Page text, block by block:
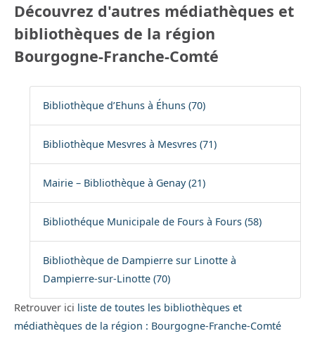
Découvrez d'autres médiathèques et
bibliothèques de la région
Bourgogne-Franche-Comté
Bibliothèque d’Ehuns à Éhuns (70)
Bibliothèque Mesvres à Mesvres (71)
Mairie – Bibliothèque à Genay (21)
Bibliothéque Municipale de Fours à Fours (58)
Bibliothèque de Dampierre sur Linotte à
Dampierre-sur-Linotte (70)
Retrouver ici liste de toutes les bibliothèques et
médiathèques de la région : Bourgogne-Franche-Comté